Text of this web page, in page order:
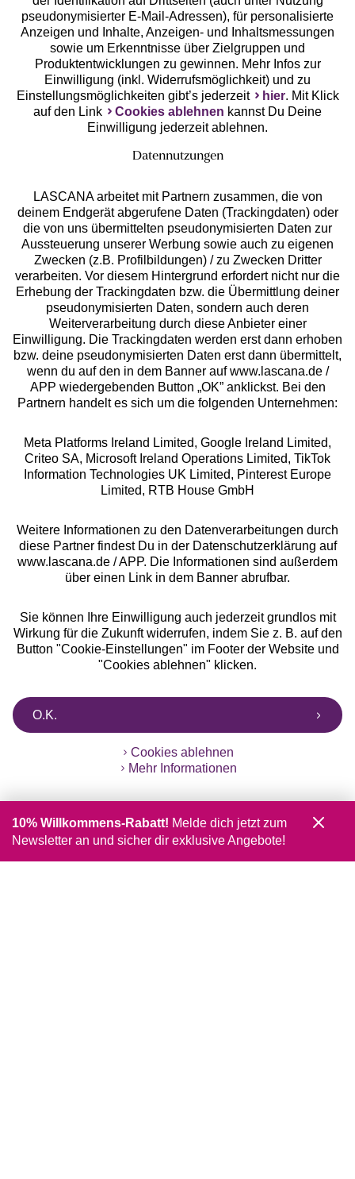
Unsere Apps
Services
Beratung
Über uns
Rechtliches
Alle Preise inkl. MwSt., zzgl.
Versandkosten
** Bonität vorausgesetzt, berechtigt zur Bonitätsprüfung
pseudonymisierter E-Mail-Adressen), für personalisierte
Anzeigen und Inhalte, Anzeigen- und Inhaltsmessungen
sowie um Erkenntnisse über Zielgruppen und
Produktentwicklungen zu gewinnen. Mehr Infos zur
Einwilligung (inkl. Widerrufsmöglichkeit) und zu
Einstellungsmöglichkeiten gibt’s jederzeit
hier. Mit Klick
auf den Link
Cookies ablehnen kannst Du Deine
Einwilligung jederzeit ablehnen.
Datennutzungen
LASCANA arbeitet mit Partnern zusammen, die von
deinem Endgerät abgerufene Daten (Trackingdaten) oder
die von uns übermittelten pseudonymisierten Daten zur
Aussteuerung unserer Werbung sowie auch zu eigenen
Zwecken (z.B. Profilbildungen) / zu Zwecken Dritter
verarbeiten. Vor diesem Hintergrund erfordert nicht nur die
Erhebung der Trackingdaten bzw. die Übermittlung deiner
pseudonymisierten Daten, sondern auch deren
Weiterverarbeitung durch diese Anbieter einer
Einwilligung. Die Trackingdaten werden erst dann erhoben
bzw. deine pseudonymisierten Daten erst dann übermittelt,
wenn du auf den in dem Banner auf www.lascana.de /
APP wiedergebenden Button „OK” anklickst. Bei den
Partnern handelt es sich um die folgenden Unternehmen:
Meta Platforms Ireland Limited, Google Ireland Limited,
Criteo SA, Microsoft Ireland Operations Limited, TikTok
Information Technologies UK Limited, Pinterest Europe
Limited, RTB House GmbH
Weitere Informationen zu den Datenverarbeitungen durch
diese Partner findest Du in der Datenschutzerklärung auf
www.lascana.de / APP. Die Informationen sind außerdem
über einen Link in dem Banner abrufbar.
Sie können Ihre Einwilligung auch jederzeit grundlos mit
Wirkung für die Zukunft widerrufen, indem Sie z. B. auf den
Button "Cookie-Einstellungen" im Footer der Website und
"Cookies ablehnen" klicken.
O.K.
Cookies ablehnen
Mehr Informationen
10% Willkommens-Rabatt! Melde dich jetzt zum
Newsletter an und sicher dir exklusive Angebote!